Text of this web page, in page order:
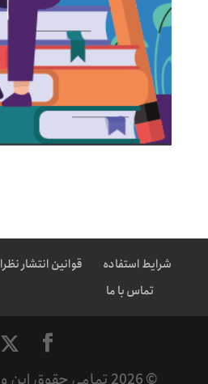
شرایط استفاده قوانین انتشار
تماس با ما